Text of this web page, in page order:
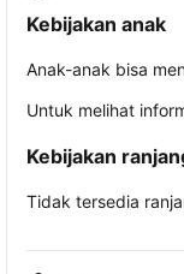
Kebijakan anak
Anak-anak bisa
Untuk melihat
Kebijakan
Tidak tersedia